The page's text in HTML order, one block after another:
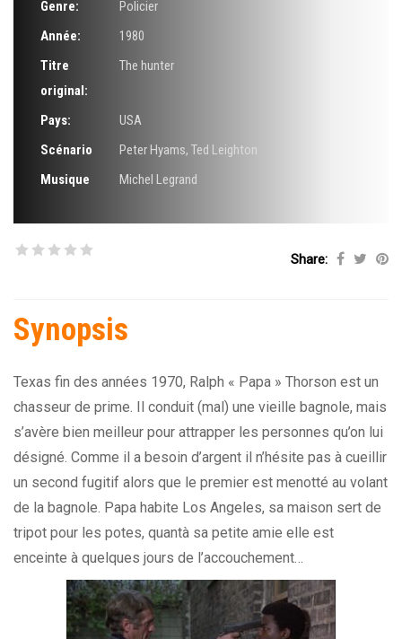
Genre:
Policier
Année:
1980
Titre
original:
The hunter
Pays:
USA
Scénario
Peter Hyams, Ted Leighton
Musique
Michel Legrand
Share:
Synopsis
Texas fin des années 1970, Ralph « Papa » Thorson est un
chasseur de prime. Il conduit (mal) une vieille bagnole, mais
s’avère bien meilleur pour attrapper les personnes qu’on lui
désigné. Comme il a besoin d’argent il n’hésite pas à cueillir
un second fugitif alors que le premier est menotté au volant
de la bagnole. Papa habite Los Angeles, sa maison sert de
tripot pour les potes, quantà sa petite amie elle est
enceinte à quelques jours de l’accouchement…